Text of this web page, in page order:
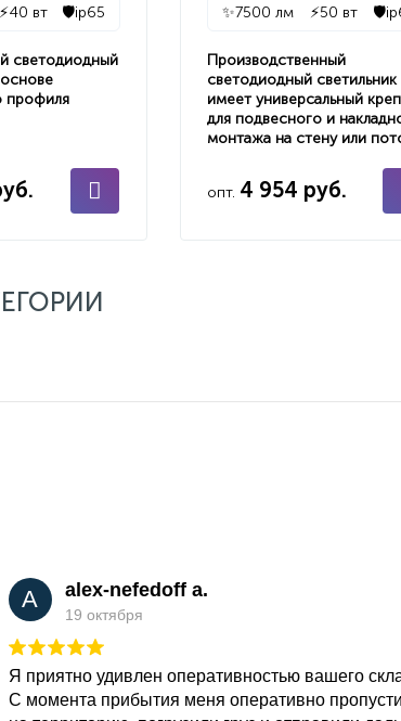
⚡40 вт 🛡️ip65
светодиодный
профиля
✨7500 лм ⚡50 вт 🛡️
Производственный
светодиодный светильник
имеет универсальный
для подвесного и
монтажа на стену или
опт. 4 954 руб.
A alex-nefedoff a.
19 октября
Я приятно удивлен оперативностью вашего
С момента прибытия меня оперативно